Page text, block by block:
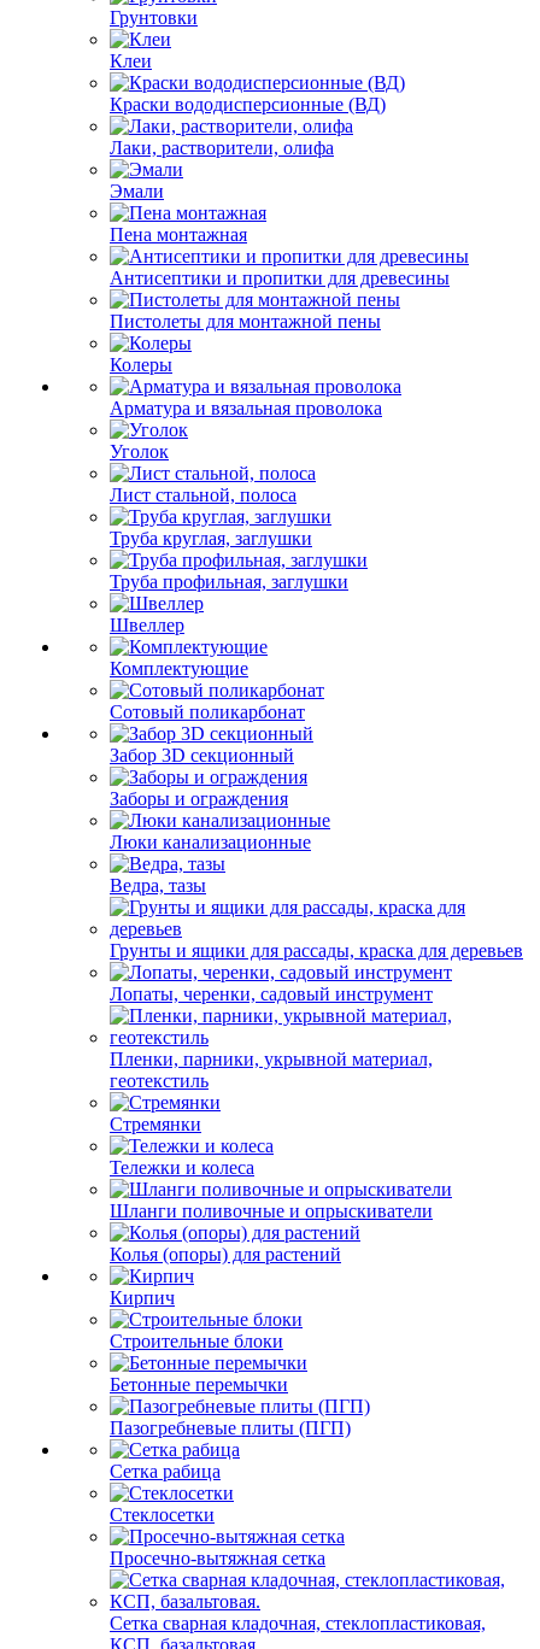
Грунтовки
Клеи
Краски вододисперсионные (ВД)
Лаки, растворители, олифа
Эмали
Пена монтажная
Антисептики и пропитки для древесины
Пистолеты для монтажной пены
Колеры
Арматура и вязальная проволока
Уголок
Лист стальной, полоса
Труба круглая, заглушки
Труба профильная, заглушки
Швеллер
Комплектующие
Сотовый поликарбонат
Забор 3D секционный
Заборы и ограждения
Люки канализационные
Ведра, тазы
Грунты и ящики для рассады, краска для деревьев
Лопаты, черенки, садовый инструмент
Пленки, парники, укрывной материал,
геотекстиль
Стремянки
Тележки и колеса
Шланги поливочные и опрыскиватели
Колья (опоры) для растений
Кирпич
Строительные блоки
Бетонные перемычки
Пазогребневые плиты (ПГП)
Сетка рабица
Стеклосетки
Просечно-вытяжная сетка
Сетка сварная кладочная, стеклопластиковая,
КСП, базальтовая.